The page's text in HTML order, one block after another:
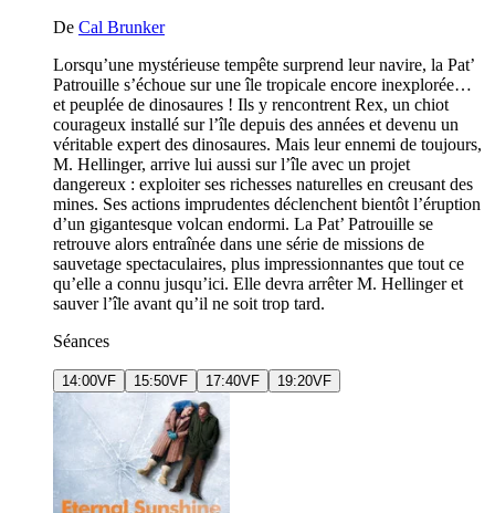
De Cal Brunker
Lorsqu’une mystérieuse tempête surprend leur navire, la Pat’
Patrouille s’échoue sur une île tropicale encore inexplorée…
et peuplée de dinosaures ! Ils y rencontrent Rex, un chiot
courageux installé sur l’île depuis des années et devenu un
véritable expert des dinosaures. Mais leur ennemi de toujours,
M. Hellinger, arrive lui aussi sur l’île avec un projet
dangereux : exploiter ses richesses naturelles en creusant des
mines. Ses actions imprudentes déclenchent bientôt l’éruption
d’un gigantesque volcan endormi. La Pat’ Patrouille se
retrouve alors entraînée dans une série de missions de
sauvetage spectaculaires, plus impressionnantes que tout ce
qu’elle a connu jusqu’ici. Elle devra arrêter M. Hellinger et
sauver l’île avant qu’il ne soit trop tard.
Séances
14:00VF 15:50VF 17:40VF 19:20VF